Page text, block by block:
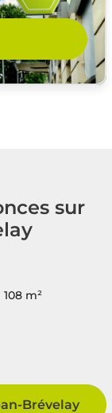
sur
108 m²
Brévelay